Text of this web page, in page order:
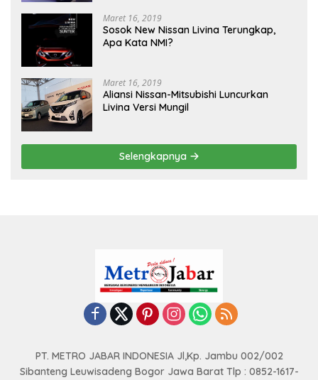
Maret 16, 2019
Sosok New Nissan Livina Terungkap,
Apa Kata NMI?
Maret 16, 2019
Aliansi Nissan-Mitsubishi Luncurkan
Livina Versi Mungil
Selengkapnya
PT. METRO JABAR INDONESIA Jl,Kp. Jambu 002/002
Sibanteng Leuwisadeng Bogor Jawa Barat Tlp : 0852-1617-